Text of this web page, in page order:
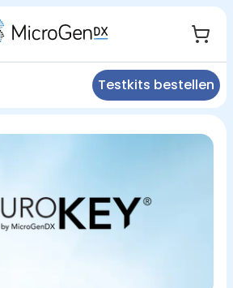
Testkits bestellen